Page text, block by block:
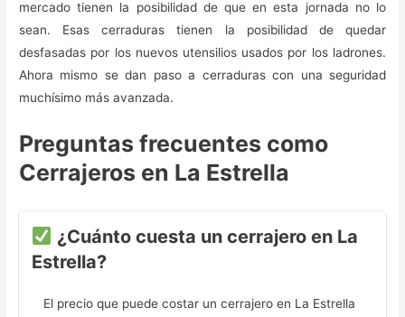
mercado tienen la posibilidad de que en esta jornada no lo
sean. Esas cerraduras tienen la posibilidad de quedar
desfasadas por los nuevos utensilios usados por los ladrones.
Ahora mismo se dan paso a cerraduras con una seguridad
muchísimo más avanzada.
Preguntas frecuentes como
Cerrajeros en La Estrella
¿Cuánto cuesta un cerrajero en La
Estrella?
El precio que puede costar un cerrajero en La Estrella